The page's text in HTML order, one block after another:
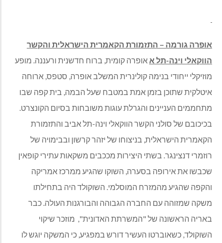
אופרה גורמה – התזמורת הקאמרית הישראלית והקשר
הווקאלי וינה-תל אאופרה קומית, ברוח חדשנית ורעננה. מופע
מוזיקלי ייחודי בנימה קולינרית המשלב אופרה, סטפס, ארוחה
איטלקית שתוכן בזמן אמת במטבח שעל הבמה, בית קפה שבו
מתחממים העניינים והגרלת עוגות משובחות בסיום הקונצרט.
בכיכובם של סולני הקשר הווקאלי וינה-תל אביב והתזמורת
הקאמרית הישראלית, בניצוחו של יזהר קרשון ובבימויה של
רוזמרי דנצינגר. בשתי היצירות מככבים משקאות עתירי קופאין
שכבשו את אירופה בסערה, השוקו שהגיע ממרכז אמריקה
והקפה שהגיע מהמזרח המוסלמי. השוקולד היה בתחילתו
משקה שמזוהה עם החברה הגבוהה והבורגנות העולה. כבר
באריה הראשונה של "המשרתת האדונית", מוזכר שיקוי
השוקולד, כשאוברטו העשיר דורש במפגיע, כי המשקה יוגש לו